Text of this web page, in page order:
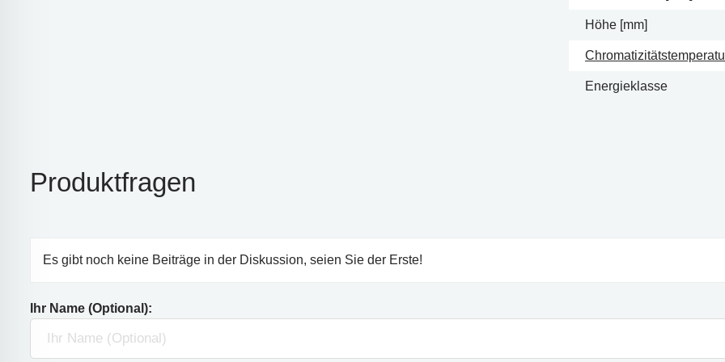
Höhe [mm]
Energieklasse
Produktfragen
Es gibt noch keine Beiträge in der Diskussion, seien Sie der Erste!
Ihr Name (Optional):